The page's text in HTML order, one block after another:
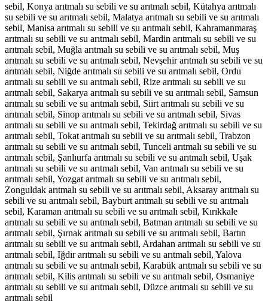
sebil, Konya arıtmalı su sebili ve su arıtmalı sebil, Kütahya arıtmalı
su sebili ve su arıtmalı sebil, Malatya arıtmalı su sebili ve su arıtmalı
sebil, Manisa arıtmalı su sebili ve su arıtmalı sebil, Kahramanmaraş
arıtmalı su sebili ve su arıtmalı sebil, Mardin arıtmalı su sebili ve su
arıtmalı sebil, Muğla arıtmalı su sebili ve su arıtmalı sebil, Muş
arıtmalı su sebili ve su arıtmalı sebil, Nevşehir arıtmalı su sebili ve su
arıtmalı sebil, Niğde arıtmalı su sebili ve su arıtmalı sebil, Ordu
arıtmalı su sebili ve su arıtmalı sebil, Rize arıtmalı su sebili ve su
arıtmalı sebil, Sakarya arıtmalı su sebili ve su arıtmalı sebil, Samsun
arıtmalı su sebili ve su arıtmalı sebil, Siirt arıtmalı su sebili ve su
arıtmalı sebil, Sinop arıtmalı su sebili ve su arıtmalı sebil, Sivas
arıtmalı su sebili ve su arıtmalı sebil, Tekirdağ arıtmalı su sebili ve su
arıtmalı sebil, Tokat arıtmalı su sebili ve su arıtmalı sebil, Trabzon
arıtmalı su sebili ve su arıtmalı sebil, Tunceli arıtmalı su sebili ve su
arıtmalı sebil, Şanlıurfa arıtmalı su sebili ve su arıtmalı sebil, Uşak
arıtmalı su sebili ve su arıtmalı sebil, Van arıtmalı su sebili ve su
arıtmalı sebil, Yozgat arıtmalı su sebili ve su arıtmalı sebil,
Zonguldak arıtmalı su sebili ve su arıtmalı sebil, Aksaray arıtmalı su
sebili ve su arıtmalı sebil, Bayburt arıtmalı su sebili ve su arıtmalı
sebil, Karaman arıtmalı su sebili ve su arıtmalı sebil, Kırıkkale
arıtmalı su sebili ve su arıtmalı sebil, Batman arıtmalı su sebili ve su
arıtmalı sebil, Şırnak arıtmalı su sebili ve su arıtmalı sebil, Bartın
arıtmalı su sebili ve su arıtmalı sebil, Ardahan arıtmalı su sebili ve su
arıtmalı sebil, Iğdır arıtmalı su sebili ve su arıtmalı sebil, Yalova
arıtmalı su sebili ve su arıtmalı sebil, Karabük arıtmalı su sebili ve su
arıtmalı sebil, Kilis arıtmalı su sebili ve su arıtmalı sebil, Osmaniye
arıtmalı su sebili ve su arıtmalı sebil, Düzce arıtmalı su sebili ve su
arıtmalı sebil